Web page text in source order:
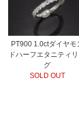
PT900 1.0ctダイヤモ
ドハーフエタニティ
グ
SOLD OUT